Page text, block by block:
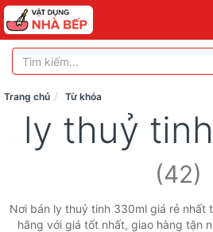
Trang chủ Từ khóa
ly thuỷ
(42)
Nơi bán ly thuỷ tinh 330ml giá rẻ nhất
hãng với giá tốt nhất, giao hàng tận